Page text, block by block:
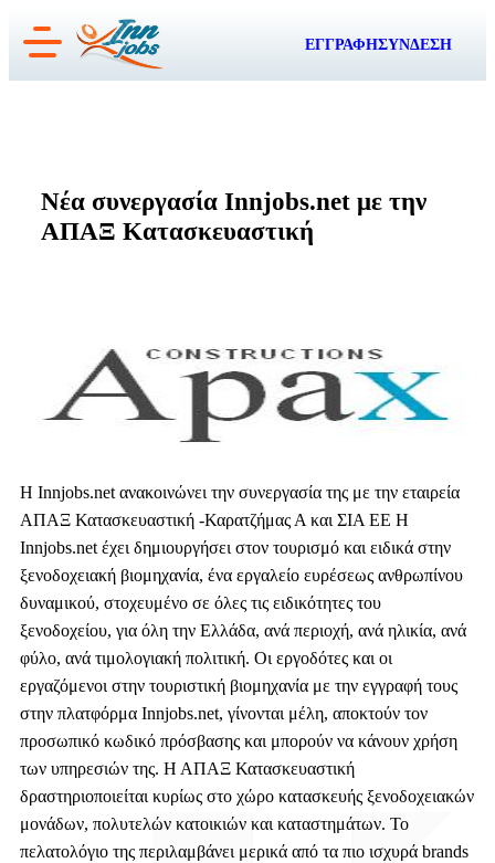
στο
ΕΓΓΡΑΦΗΣΥΝΔΕΣΗ
Νέα συνεργασία Innjobs.net με την
ΑΠΑΞ Κατασκευαστική
Η Innjobs.net ανακοινώνει την συνεργασία της με την εταιρεία
ΑΠΑΞ Κατασκευαστική -Καρατζήμας Α και ΣΙΑ ΕΕ Η
Innjobs.net έχει δημιουργήσει στον τουρισμό και ειδικά στην
ξενοδοχειακή βιομηχανία, ένα εργαλείο ευρέσεως ανθρωπίνου
δυναμικού, στοχευμένο σε όλες τις ειδικότητες του
ξενοδοχείου, για όλη την Ελλάδα, ανά περιοχή, ανά ηλικία, ανά
φύλο, ανά τιμολογιακή πολιτική. Οι εργοδότες και οι
εργαζόμενοι στην τουριστική βιομηχανία με την εγγραφή τους
στην πλατφόρμα Innjobs.net, γίνονται μέλη, αποκτούν τον
προσωπικό κωδικό πρόσβασης και μπορούν να κάνουν χρήση
των υπηρεσιών της. Η ΑΠΑΞ Κατασκευαστική
δραστηριοποιείται κυρίως στο χώρο κατασκευής ξενοδοχειακών
μονάδων, πολυτελών κατοικιών και καταστημάτων. Το
πελατολόγιο της περιλαμβάνει μερικά από τα πιο ισχυρά brands